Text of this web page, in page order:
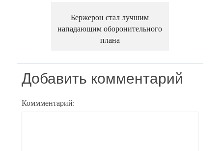
Бержерон стал лучшим
нападающим оборонительного
плана
Добавить комментарий
Коммментарий: